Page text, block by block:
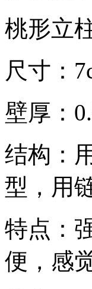
桃形立
尺寸：
壁厚：
结构：
型，用
特点：
便，感